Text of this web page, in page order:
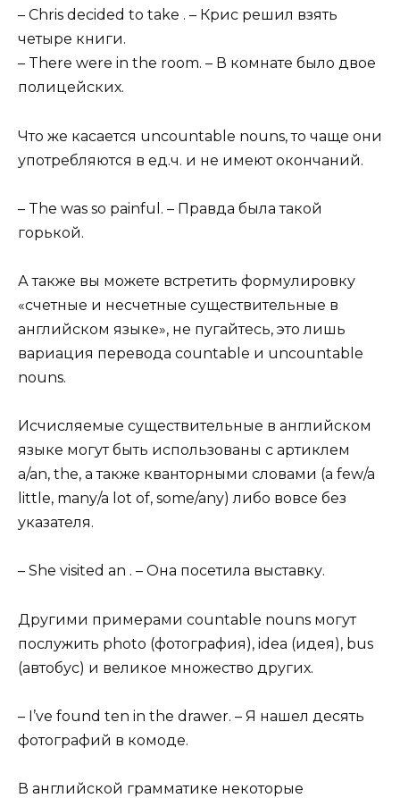
– Chris decided to take . – Крис решил взять
четыре книги.
– There were in the room. – В комнате было двое
полицейских.
Что же касается uncountable nouns, то чаще они
употребляются в ед.ч. и не имеют окончаний.
– The was so painful. – Правда была такой
горькой.
А также вы можете встретить формулировку
«счетные и несчетные существительные в
английском языке», не пугайтесь, это лишь
вариация перевода countable и uncountable
nouns.
Исчисляемые существительные в английском
языке могут быть использованы с артиклем
a/an, the, а также кванторными словами (a few/a
little, many/a lot of, some/any) либо вовсе без
указателя.
– She visited an . – Она посетила выставку.
Другими примерами countable nouns могут
послужить photo (фотография), idea (идея), bus
(автобус) и великое множество других.
– I’ve found ten in the drawer. – Я нашел десять
фотографий в комоде.
В английской грамматике некоторые